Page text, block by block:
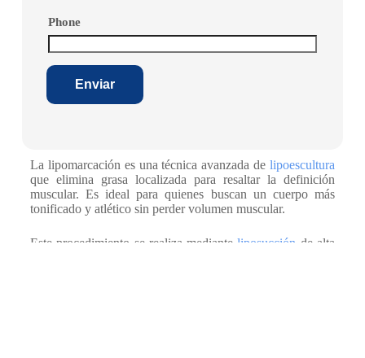
Phone
Enviar
La lipomarcación es una técnica avanzada delipoescultura
que elimina grasa localizada para resaltar la definición
muscular. Es ideal para quienes buscan un cuerpo más
tonificado y atlético sin perder volumen muscular.
Este procedimiento se realiza medianteliposucción de alta